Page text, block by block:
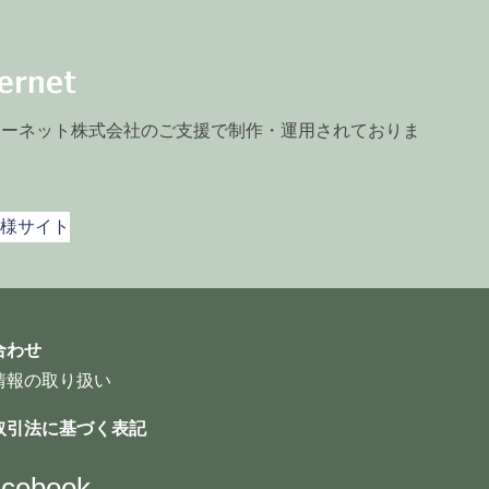
ネット株式会社のご支援で制作・運用されておりま
サイト
わせ
報の取り扱い
引法に基づく表記